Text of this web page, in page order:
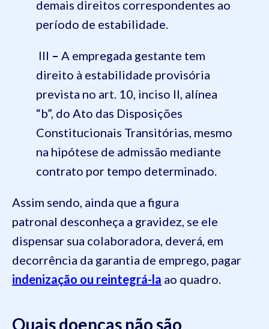
demais direitos correspondentes ao
período de estabilidade.
III – A empregada gestante tem
direito à estabilidade provisória
prevista no art. 10, inciso II, alínea
“b”, do Ato das Disposições
Constitucionais Transitórias, mesmo
na hipótese de admissão mediante
contrato por tempo determinado.
Assim sendo, ainda que a figura
patronal desconheça a gravidez, se ele
dispensar sua colaboradora, deverá, em
decorrência da garantia de emprego, pagar
indenização ou reintegrá-la ao quadro.
Quais doenças não são